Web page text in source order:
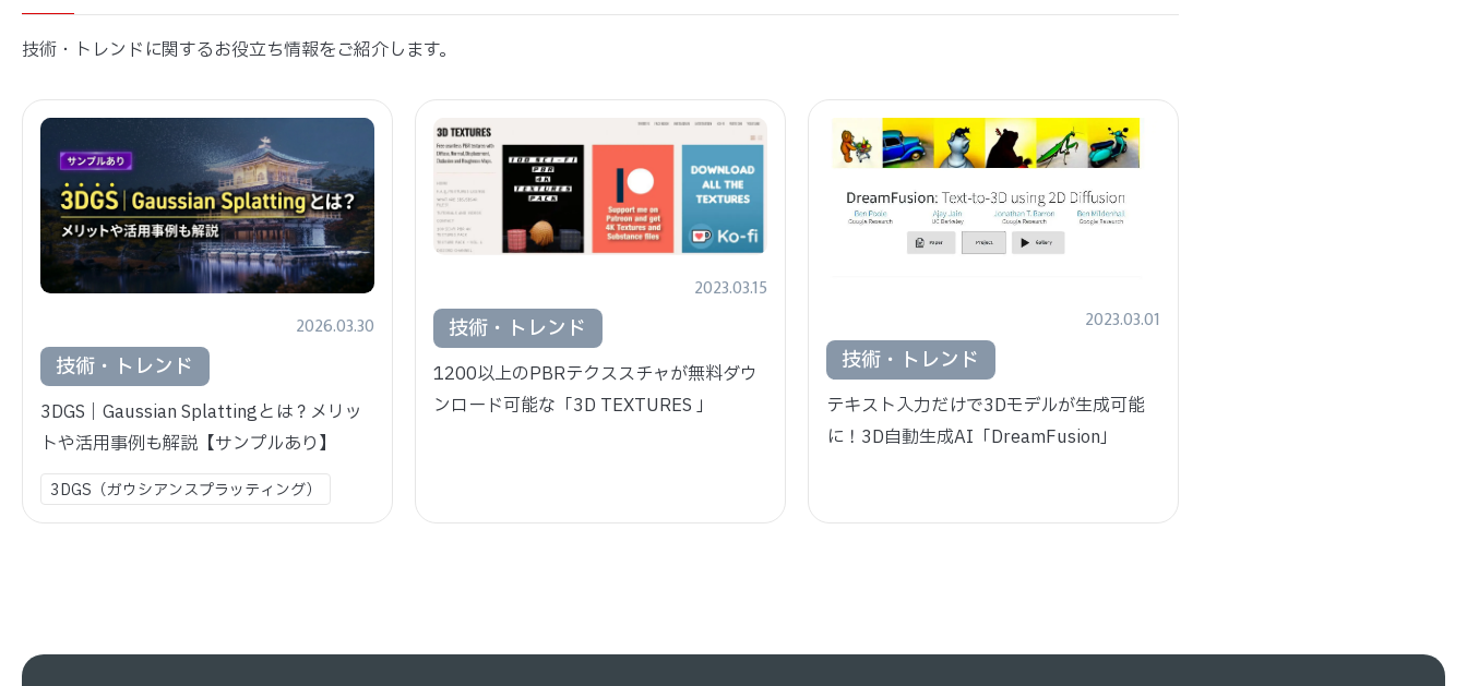
技術・トレンドに関するお役立ち情報をご紹介します。
2026.03.30
技術・トレンド
3DGS｜Gaussian Splattingとは？メリッ
トや活用事例も解説【サンプルあり】
3DGS（ガウシアンスプラッティング）
2023.03.15
技術・トレンド
1200以上のPBRテクススチャが無料ダウ
ンロード可能な「3D TEXTURES 」
2023.03.01
技術・トレンド
テキスト入力だけで3Dモデルが生成可能
に！3D自動生成AI「DreamFusion」